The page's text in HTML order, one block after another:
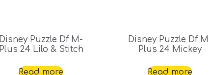
Disney Puzzle Df M-
Plus 24 Lilo & Stitch
Read more
Disney Puzzle Df
Plus 24 Mickey
Read more